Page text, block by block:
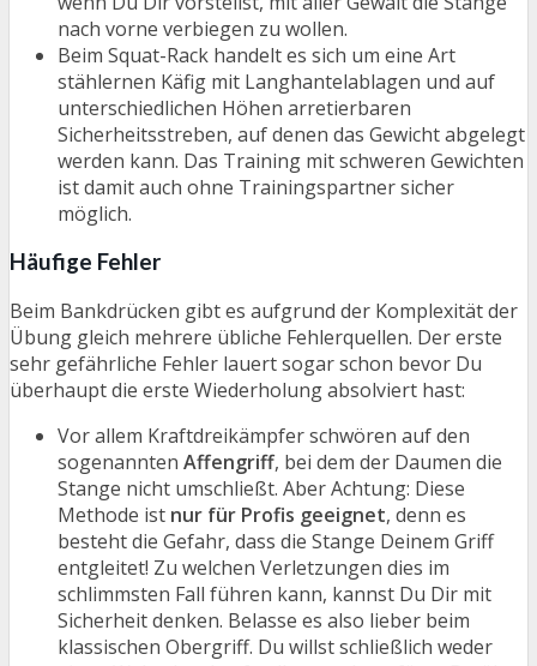
nach vorne verbiegen zu wollen.
Beim Squat-Rack handelt es sich um eine Art
stählernen Käfig mit Langhantelablagen und auf
unterschiedlichen Höhen arretierbaren
Sicherheitsstreben, auf denen das Gewicht abgelegt
werden kann. Das Training mit schweren Gewichten
ist damit auch ohne Trainingspartner sicher
möglich.
Häufige Fehler
Beim Bankdrücken gibt es aufgrund der Komplexität der
Übung gleich mehrere übliche Fehlerquellen. Der erste
sehr gefährliche Fehler lauert sogar schon bevor Du
überhaupt die erste Wiederholung absolviert hast:
Vor allem Kraftdreikämpfer schwören auf den
sogenannten Affengriff, bei dem der Daumen die
Stange nicht umschließt. Aber Achtung: Diese
Methode ist nur für Profis geeignet, denn es
besteht die Gefahr, dass die Stange Deinem Griff
entgleitet! Zu welchen Verletzungen dies im
schlimmsten Fall führen kann, kannst Du Dir mit
Sicherheit denken. Belasse es also lieber beim
klassischen Obergriff. Du willst schließlich weder